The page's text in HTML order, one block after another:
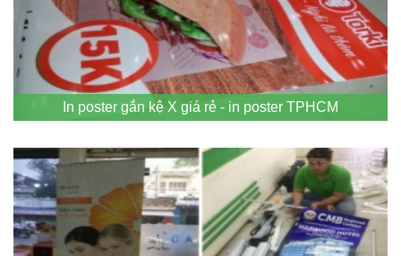
In poster gắn kệ X giá rẻ - in poster TPHCM